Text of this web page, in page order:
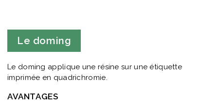
Le doming
Le doming applique une résine sur une étiquette
imprimée en quadrichromie.
AVANTAGES